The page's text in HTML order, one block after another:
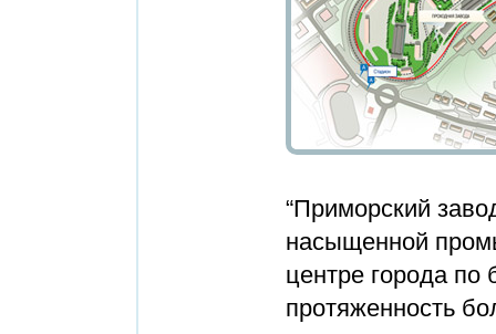
“Приморский
насыщенной
центре города
протяженность